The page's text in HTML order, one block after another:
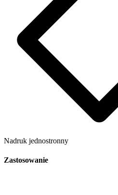
Nadruk jednostronny
Zastosowanie